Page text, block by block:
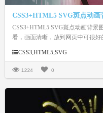
CSS3+HTML5 SVG斑点动画
CSS3+HTML5 SVG斑点动画背景
看，画面清晰，放到网页中可很好
CSS3,HTML5,SVG
1224 0